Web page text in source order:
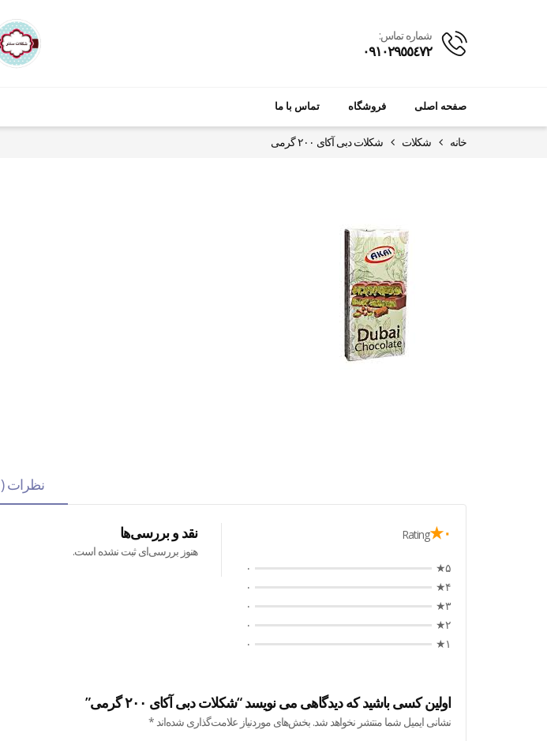
شماره تماس:
٠٩١٠٢٩٥٥٤٧٢
صفحه اصلی فروشگاه تماس با ما
خانه شکلات شکلات دبی آکای ۲۰۰ گرمی
نظرات (۰)
۰★ Rating
۵★
۰
۴★
۰
۳★
۰
۲★
۰
۱★
۰
نقد و بررسی‌ها
هنوز بررسی‌ای ثبت نشده است.
اولین کسی باشید که دیدگاهی می نویسد “شکلات دبی آکای ۲۰۰ گرمی”
نشانی ایمیل شما منتشر نخواهد شد. بخش‌های موردنیاز علامت‌گذاری شده‌اند *